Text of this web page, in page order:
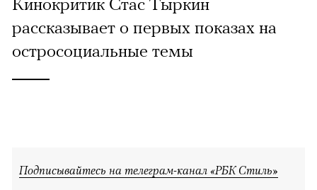
рассказывает о первых показах на
остросоциальные темы
Подписывайтесь на телеграм-канал «РБК Стиль»